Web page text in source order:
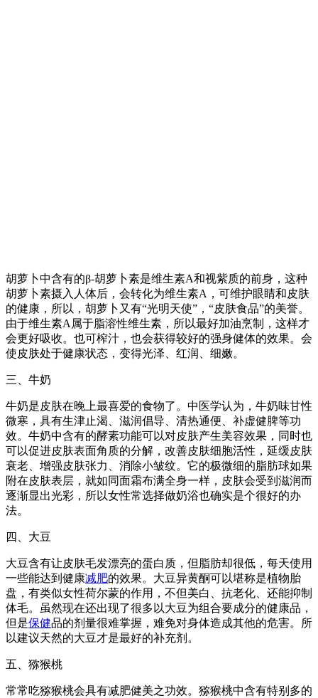
胡萝卜中含有的β-胡萝卜素是维生素A和视紫质的前身，这种
胡萝卜素摄入人体后，会转化为维生素A，可维护眼睛和皮肤
的健康，所以，胡萝卜又有“光明天使”，“皮肤食品”的美誉。
由于维生素A属于脂溶性维生素，所以最好加油烹制，这样才
会更好吸收。也可榨汁，也会获得较好的强身健体的效果。会
使皮肤处于健康状态，变得光泽、红润、细嫩。
三、牛奶
牛奶是皮肤在晚上最喜爱的食物了。中医学认为，牛奶味甘性
微寒，具有生津止渴、滋润倡导、清热通便、补虚健脾等功
效。牛奶中含有的酵素功能可以对皮肤产生美容效果，同时也
可以促进皮肤表面角质的分解，改善皮肤细胞活性，延缓皮肤
衰老、增强皮肤张力、消除小皱纹。它的极微细的脂肪球如果
附在皮肤表层，就如同面霜布满全身一样，皮肤会受到滋润而
逐渐显出光彩，所以女性常选择做奶浴也确实是个很好的办
法。
四、大豆
大豆含有让皮肤毛发漂亮的蛋白质，但脂肪却很低，每天使用
一些能达到健康减肥的效果。大豆异黄酮可以堪称是植物胎
盘，有类似女性荷尔蒙的作用，不但美白、抗老化、还能抑制
体毛。虽然现在还出现了很多以大豆为组合要成分的健康品，
但是保健品的剂量很难掌握，难免对身体造成其他的危害。所
以建议天然的大豆才是最好的补充剂。
五、猕猴桃
常常吃猕猴桃会具有减肥健美之功效。猕猴桃中含有特别多的